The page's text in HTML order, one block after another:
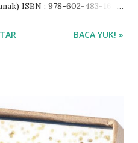
ISBN : 978-602-483-165-
BACA YUK! »